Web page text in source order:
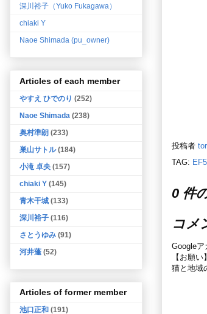
投稿者
TAG:
0 件
コメ
Googleア
【お願
猫と地域
深川裕子（Yuko Fukagawa）
chiaki Y
Naoe Shimada (pu_owner)
Articles of each member
やすえ ひでのり (252)
Naoe Shimada (238)
奥村準朗 (233)
巣山サトル (184)
小滝 卓央 (157)
chiaki Y (145)
青木干城 (133)
深川裕子 (116)
さとうゆみ (91)
河井蓬 (52)
Articles of former member
池口正和 (191)